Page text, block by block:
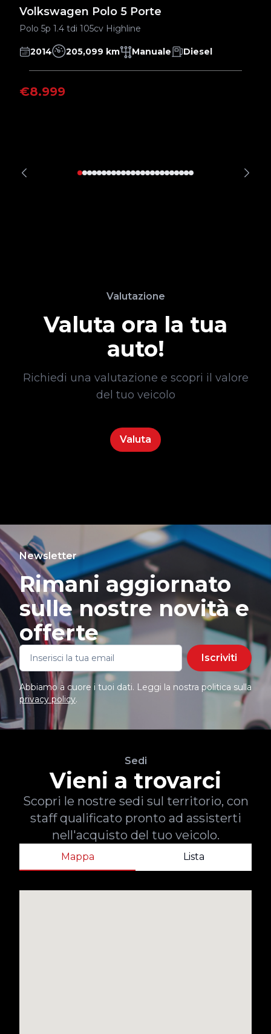
Volkswagen Polo 5 Porte
Polo 5p 1.4 tdi 105cv Highline
2014 205,099 km Manuale Diesel
€8.999
Valutazione
Valuta ora la tua
auto!
Richiedi una valutazione e scopri il valore
del tuo veicolo
Valuta
Newsletter
Rimani aggiornato
sulle nostre novità e
offerte
Iscriviti
Abbiamo a cuore i tuoi dati. Leggi la nostra politica sulla
privacy policy.
Sedi
Vieni a trovarci
Scopri le nostre sedi sul territorio, con
staff qualificato pronto ad assisterti
nell'acquisto del tuo veicolo.
Mappa Lista